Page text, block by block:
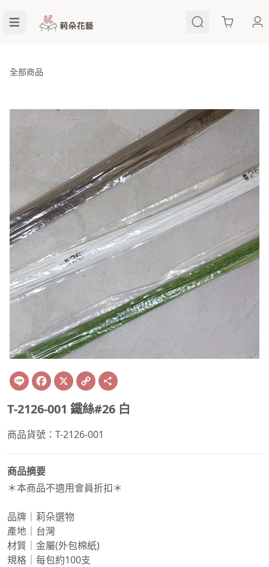
Cart
全部商品
Line Facebook
X Copy
Link
T-2126-001 鐵絲#26 白
商品貨號：T-2126-001
商品摘要
＊本商品不適用會員折扣＊
品牌｜莉朵選物
產地｜台灣
材質｜金屬(外包棉紙)
規格｜每包約100支